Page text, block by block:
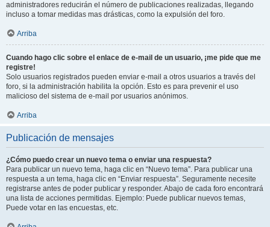
administradores reducirán el número de publicaciones realizadas, llegando
incluso a tomar medidas mas drásticas, como la expulsión del foro.
Arriba
Cuando hago clic sobre el enlace de e-mail de un usuario, ¡me pide que me
registre!
Solo usuarios registrados pueden enviar e-mail a otros usuarios a través del
foro, si la administración habilita la opción. Esto es para prevenir el uso
malicioso del sistema de e-mail por usuarios anónimos.
Arriba
Publicación de mensajes
¿Cómo puedo crear un nuevo tema o enviar una respuesta?
Para publicar un nuevo tema, haga clic en “Nuevo tema”. Para publicar una
respuesta a un tema, haga clic en “Enviar respuesta”. Seguramente necesite
registrarse antes de poder publicar y responder. Abajo de cada foro encontrará
una lista de acciones permitidas. Ejemplo: Puede publicar nuevos temas,
Puede votar en las encuestas, etc.